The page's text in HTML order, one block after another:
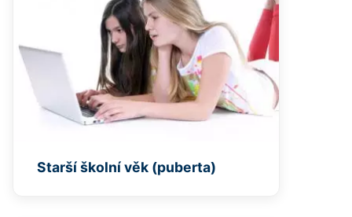
Starší školní věk (puberta)